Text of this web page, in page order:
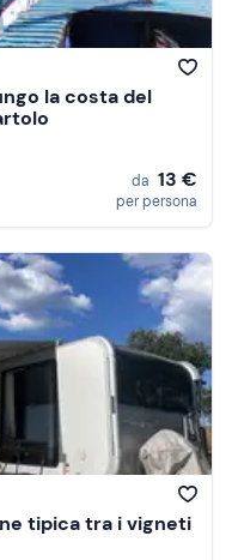
la costa del
da 13 €
per persona
tipica tra i vigneti